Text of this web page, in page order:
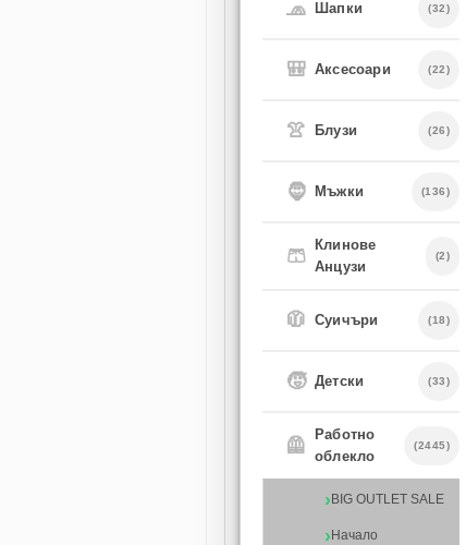
🧢 Шапки (32)
🎒 Аксесоари (22)
👚 Блузи (26)
🧔 Мъжки (136)
🩳
Клинове
Анцузи
(2)
🧥 Суичъри (18)
🧒 Детски (33)
🦺
Работно
облекло
(2445)
BIG OUTLET SALE
Начало